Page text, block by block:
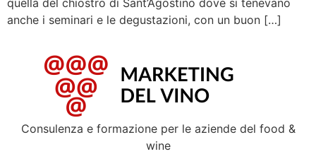
quella del chiostro di Sant’Agostino dove si tenevano
anche i seminari e le degustazioni, con un buon […]
Consulenza e formazione per le aziende del food &
wine